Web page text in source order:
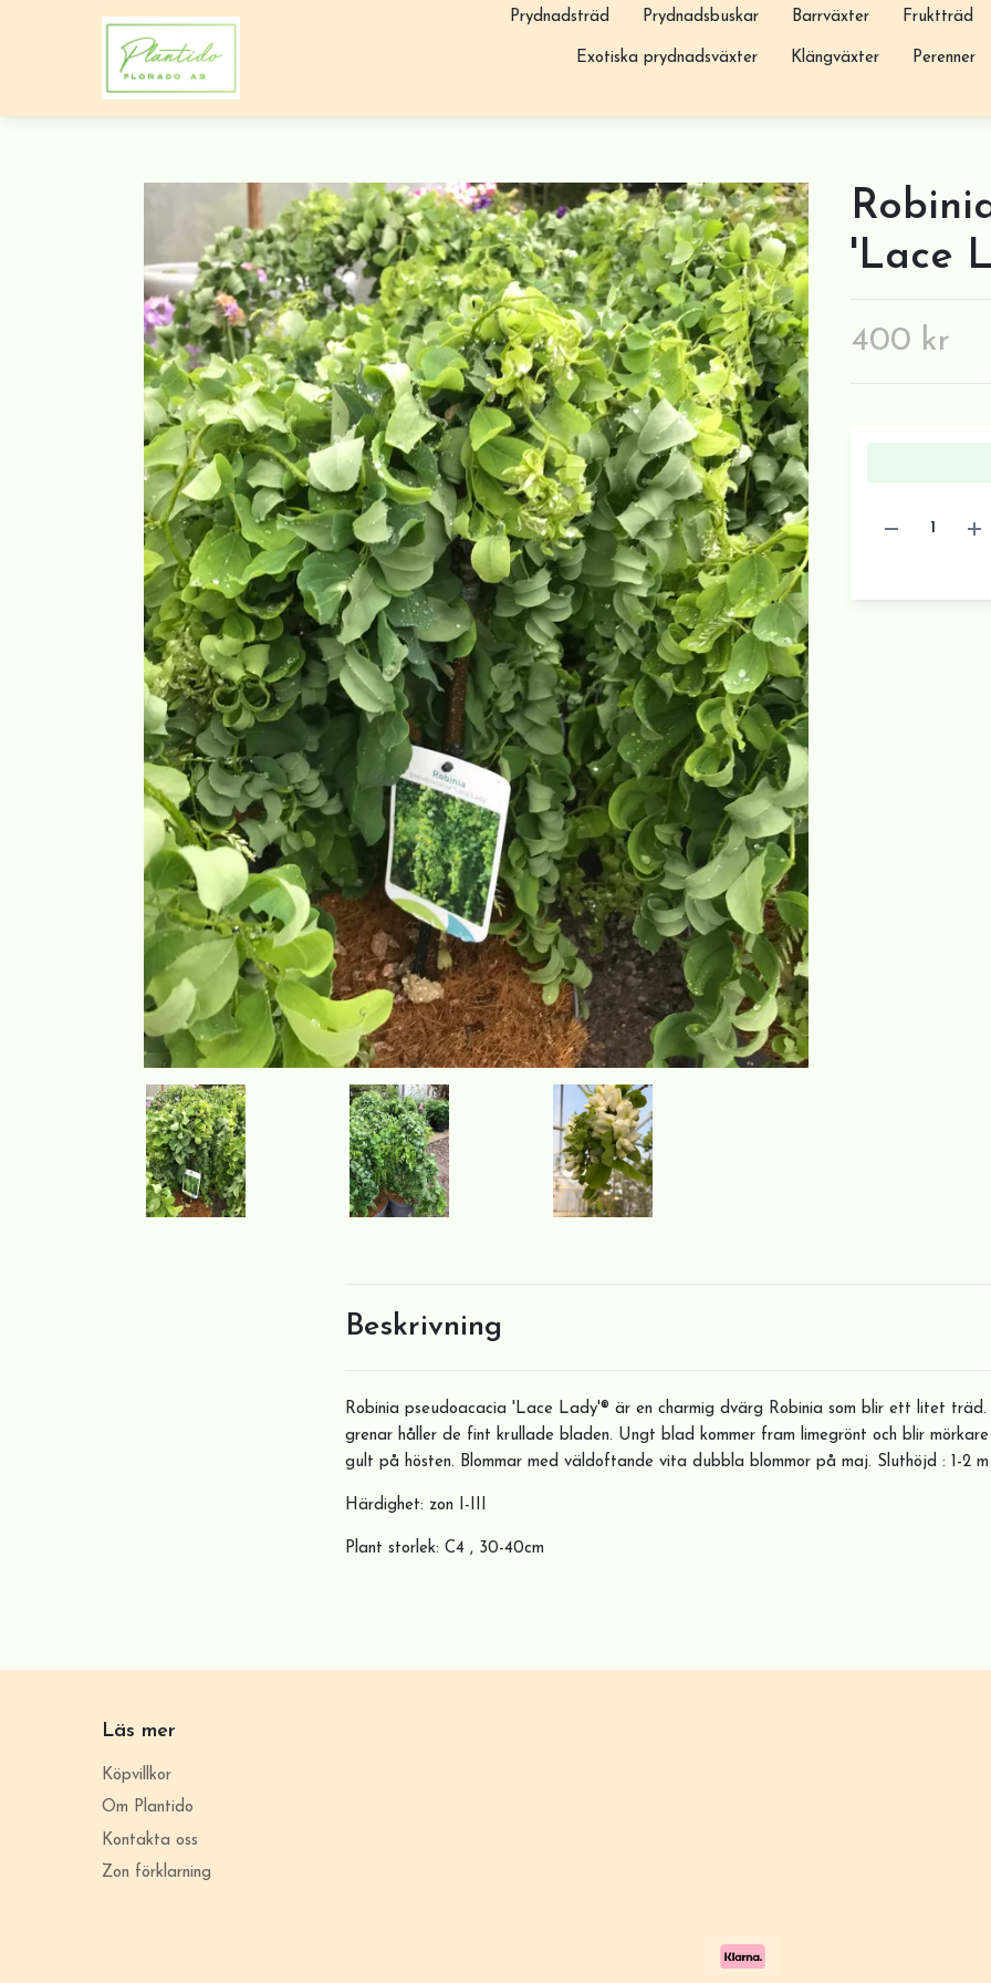
Prydnadsträd Prydnadsbuskar Barrväxter Fruktträd
Exotiska prydnadsväxter Klängväxter Perenner
'Lace
400 kr
Beskrivning
Robinia pseudoacacia 'Lace Lady'® är en charmig dvärg Robinia som blir ett litet
grenar håller de fint krullade bladen. Ungt blad kommer fram limegrönt och blir mörkare
gult på hösten. Blommar med väldoftande vita dubbla blommor på maj. Sluthöjd : 1-2 m
Härdighet: zon I-III
Plant storlek: C4 , 30-40cm
Läs mer
Köpvillkor
Om Plantido
Kontakta oss
Zon förklarning